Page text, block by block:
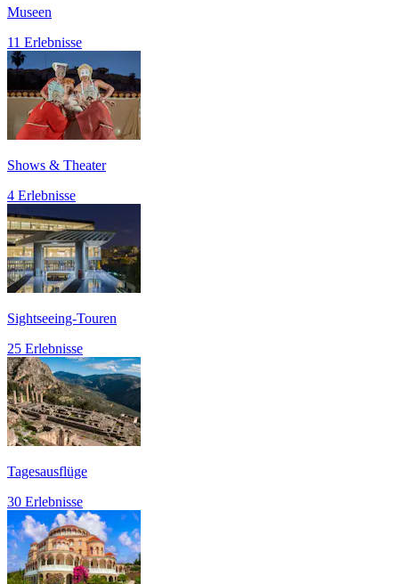
Museen
11 Erlebnisse
Shows & Theater
4 Erlebnisse
Sightseeing-Touren
25 Erlebnisse
Tagesausflüge
30 Erlebnisse